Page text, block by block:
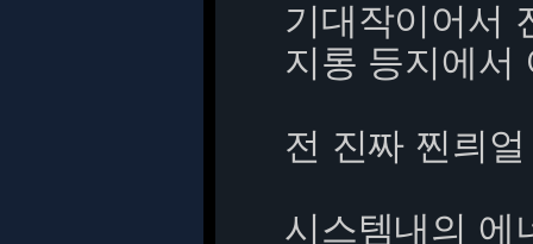
기대작이어서
지롱 등지에서
전 진짜 찐릐
시스템내의 에